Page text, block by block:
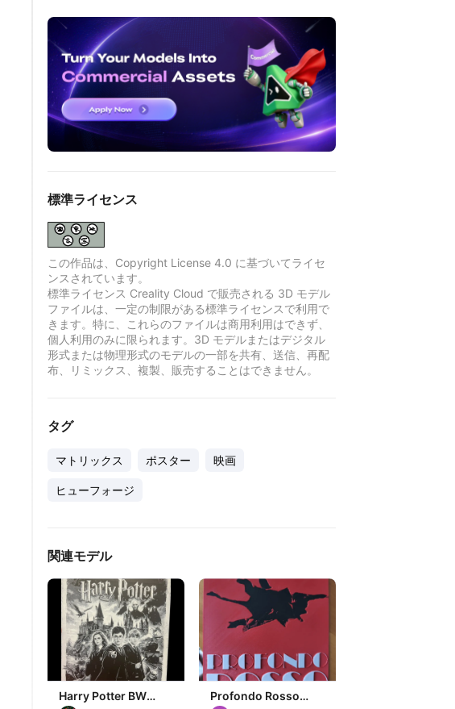
標準ライセンス
この作品は、Copyright License 4.0 に基づいてライセ
ンスされています。
標準ライセンス Creality Cloud で販売される 3D モデル
ファイルは、一定の制限がある標準ライセンスで利用で
きます。特に、これらのファイルは商用利用はできず、
個人利用のみに限られます。3D モデルまたはデジタル
形式または物理形式のモデルの一部を共有、送信、再配
布、リミックス、複製、販売することはできません。
タグ
マトリックス ポスター 映画
ヒューフォージ
関連モデル
Harry Potter BW
Profondo Rosso